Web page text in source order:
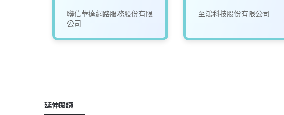
聯信華達網路服務股份有限
公司
至鴻科技股份有限公司
延伸閱讀